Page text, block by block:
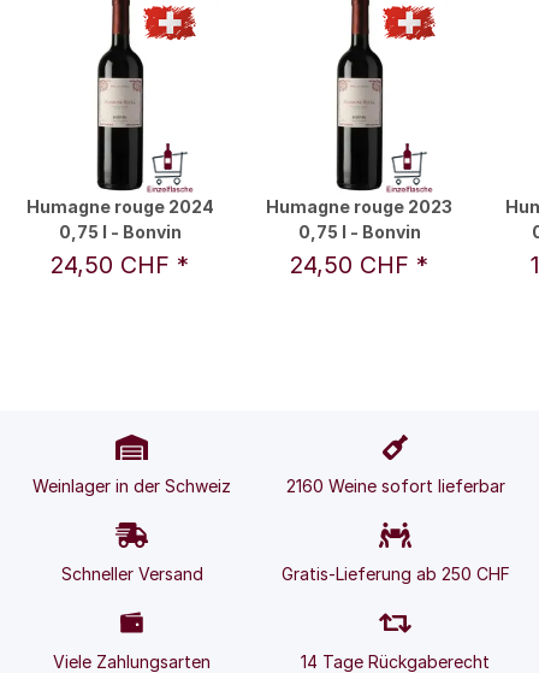
Humagne rouge 2024
0,75 l - Bonvin
24,50 CHF *
Humagne rouge 2023
0,75 l - Bonvin
24,50 CHF *
Weinlager in der Schweiz 2160 Weine sofort lieferbar
Schneller Versand Gratis-Lieferung ab 250 CHF
Viele Zahlungsarten 14 Tage Rückgaberecht